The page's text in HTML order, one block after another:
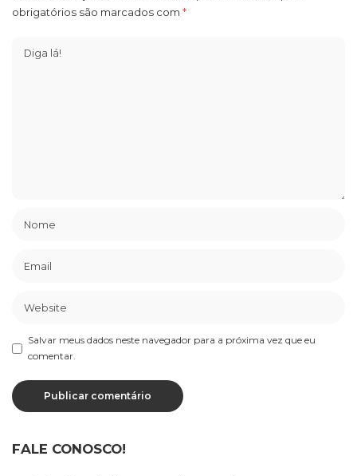
obrigatórios são marcados com *
Salvar meus dados neste navegador para a próxima vez que eu
comentar.
FALE CONOSCO!